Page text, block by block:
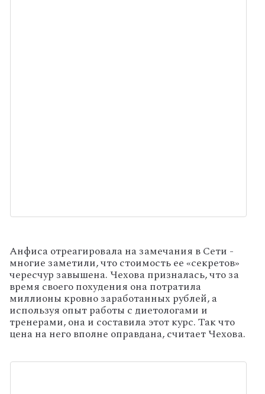
Анфиса отреагировала на замечания в Сети -
многие заметили, что стоимость ее «секретов»
чересчур завышена. Чехова призналась, что за
время своего похудения она потратила
миллионы кровно заработанных рублей, а
используя опыт работы с диетологами и
тренерами, она и составила этот курс. Так что
цена на него вполне оправдана, считает Чехова.